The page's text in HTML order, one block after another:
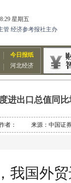
进出口总值同
者： 来源：中国证
我国外